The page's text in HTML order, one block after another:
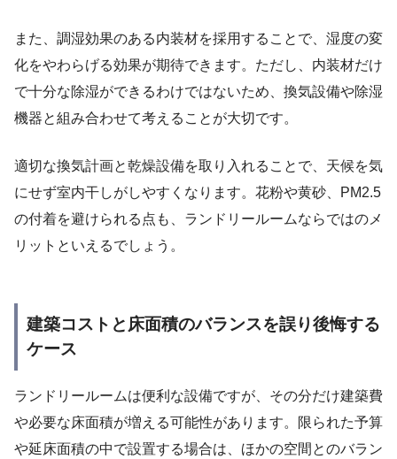
また、調湿効果のある内装材を採用することで、湿度の変
化をやわらげる効果が期待できます。ただし、内装材だけ
で十分な除湿ができるわけではないため、換気設備や除湿
機器と組み合わせて考えることが大切です。
適切な換気計画と乾燥設備を取り入れることで、天候を気
にせず室内干しがしやすくなります。花粉や黄砂、PM2.5
の付着を避けられる点も、ランドリールームならではのメ
リットといえるでしょう。
建築コストと床面積のバランスを誤り後悔する
ケース
ランドリールームは便利な設備ですが、その分だけ建築費
や必要な床面積が増える可能性があります。限られた予算
や延床面積の中で設置する場合は、ほかの空間とのバラン